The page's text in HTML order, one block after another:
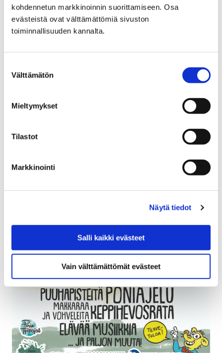
kohdennetun markkinoinnin suorittamiseen. Osa
evästeistä ovat välttämättömiä sivuston
toiminnallisuuden kannalta.
valinta
Välttämätön
Mieltymykset
Tilastot
Markkinointi
Näytä tiedot
Salli kaikki evästeet
Vain välttämättömät evästeet
Ylioppilastutkintolautakunta on luovuttanut kevään
2018 tutkinnon tulokset lukioille. Ylioppilasjuhlaa